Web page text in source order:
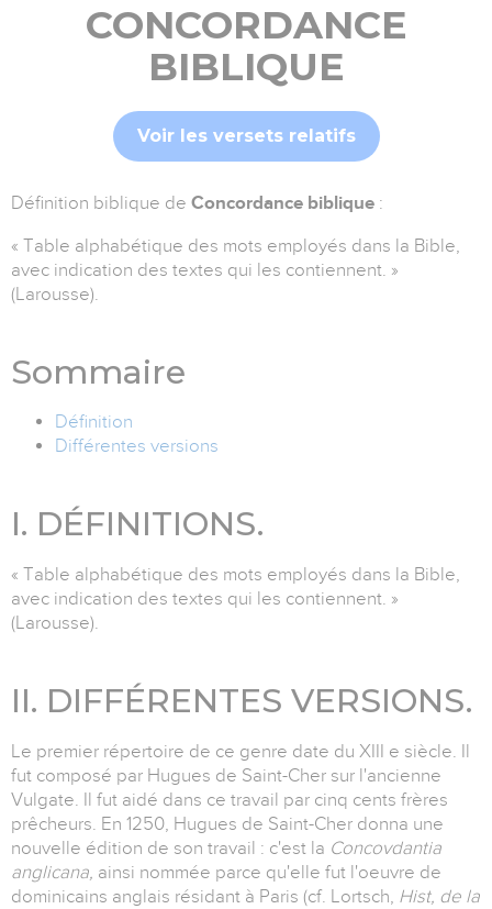
CONCORDANCE
BIBLIQUE
Voir les versets relatifs
Définition biblique de Concordance biblique :
« Table alphabétique des mots employés dans la Bible,
avec indication des textes qui les contiennent. »
(Larousse).
Sommaire
Définition
Différentes versions
I. DÉFINITIONS.
« Table alphabétique des mots employés dans la Bible,
avec indication des textes qui les contiennent. »
(Larousse).
II. DIFFÉRENTES VERSIONS.
Le premier répertoire de ce genre date du XIII e siècle. Il
fut composé par Hugues de Saint-Cher sur l'ancienne
Vulgate. Il fut aidé dans ce travail par cinq cents frères
prêcheurs. En 1250, Hugues de Saint-Cher donna une
nouvelle édition de son travail : c'est la Concovdantia
anglicana, ainsi nommée parce qu'elle fut l'oeuvre de
dominicains anglais résidant à Paris (cf. Lortsch, Hist, de la